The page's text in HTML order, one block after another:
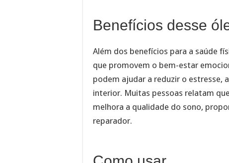
Benefícios desse
Além dos benefícios para a saúde
que promovem o bem-estar
podem ajudar a reduzir o estresse, a
interior. Muitas pessoas relatam
melhora a qualidade do sono,
reparador.